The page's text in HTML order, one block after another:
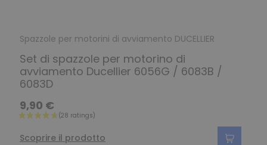
Spazzole per motorini di avviamento DUCELLIER
Set di spazzole per motorino di
avviamento Ducellier 6056G / 6083B /
6083D
9,90 €
Scoprire il prodotto